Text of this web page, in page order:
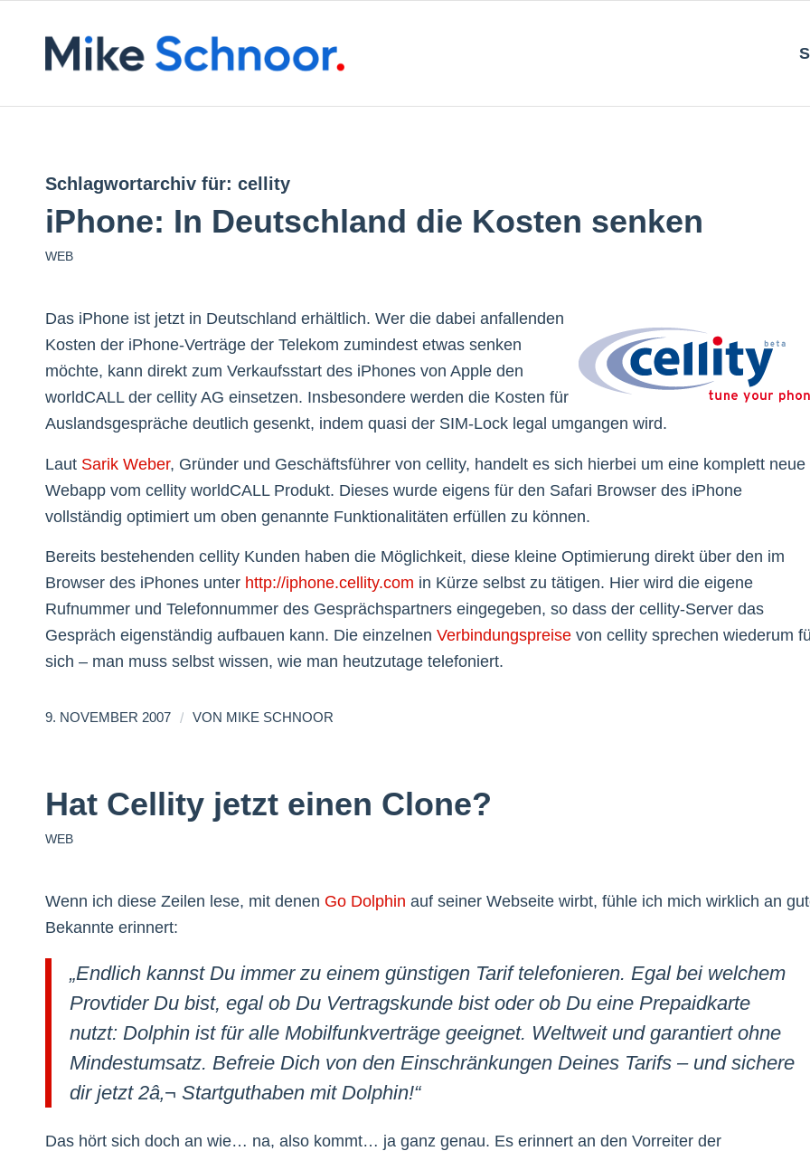
Schlagwortarchiv für: cellity
iPhone: In Deutschland die Kosten senken
WEB
Das iPhone ist jetzt in Deutschland erhältlich. Wer die dabei anfallenden
Kosten der iPhone-Verträge der Telekom zumindest etwas senken
möchte, kann direkt zum Verkaufsstart des iPhones von Apple den
worldCALL der cellity AG einsetzen. Insbesondere werden die Kosten für
Auslandsgespräche deutlich gesenkt, indem quasi der SIM-Lock legal umgangen wird.
Laut Sarik Weber, Gründer und Geschäftsführer von cellity, handelt es sich hierbei um eine komplett neue
Webapp vom cellity worldCALL Produkt. Dieses wurde eigens für den Safari Browser des iPhone
vollständig optimiert um oben genannte Funktionalitäten erfüllen zu können.
Bereits bestehenden cellity Kunden haben die Möglichkeit, diese kleine Optimierung direkt über den im
Browser des iPhones unter http://iphone.cellity.com in Kürze selbst zu tätigen. Hier wird die eigene
Rufnummer und Telefonnummer des Gesprächspartners eingegeben, so dass der cellity-Server das
Gespräch eigenständig aufbauen kann. Die einzelnen Verbindungspreise von cellity sprechen wiederum
sich – man muss selbst wissen, wie man heutzutage telefoniert.
9. NOVEMBER 2007 / VON MIKE SCHNOOR
Hat Cellity jetzt einen Clone?
WEB
Wenn ich diese Zeilen lese, mit denen Go Dolphin auf seiner Webseite wirbt, fühle ich mich wirklich an
Bekannte erinnert:
„Endlich kannst Du immer zu einem günstigen Tarif telefonieren. Egal bei welchem
Provtider Du bist, egal ob Du Vertragskunde bist oder ob Du eine Prepaidkarte
nutzt: Dolphin ist für alle Mobilfunkverträge geeignet. Weltweit und garantiert ohne
Mindestumsatz. Befreie Dich von den Einschränkungen Deines Tarifs – und sichere
dir jetzt 2â‚¬ Startguthaben mit Dolphin!“
Das hört sich doch an wie… na, also kommt… ja ganz genau. Es erinnert an den Vorreiter der